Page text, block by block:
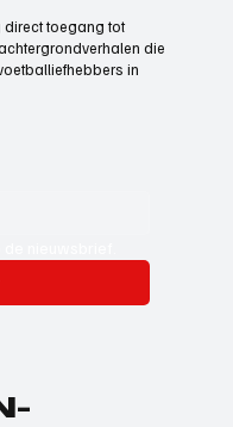
direct toegang tot
die
in